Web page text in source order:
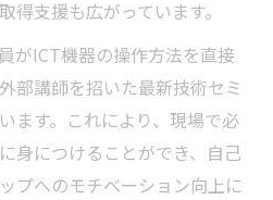
得支援も広がっています。
がICT機器の操作方法を直接
部講師を招いた最新技術セミ
ます。これにより、現場で必
身につけることができ、自己
プへのモチベーション向上に